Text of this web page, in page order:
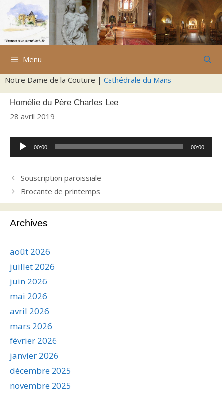
Aller
contenu
Menu
Notre Dame de la Couture | Cathédrale du Mans
Homélie du Père Charles Lee
28 avril 2019
Lecteur
audio
00:00 00:00
Souscription paroissiale
Brocante de printemps
Archives
août 2026
juillet 2026
juin 2026
mai 2026
avril 2026
mars 2026
février 2026
janvier 2026
décembre 2025
novembre 2025